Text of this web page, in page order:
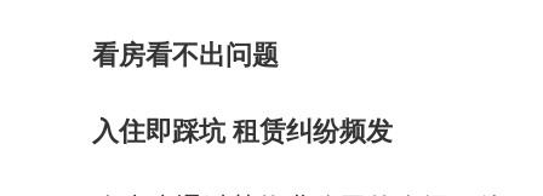
看房看不出问题
入住即踩坑 租赁纠纷频发